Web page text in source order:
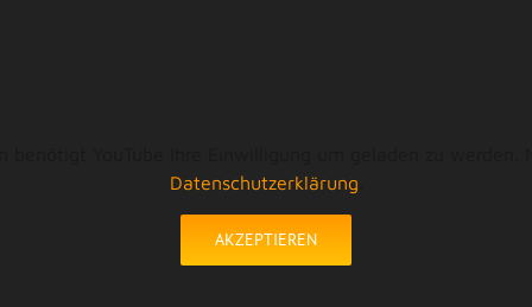
Datenschutzerklärung
AKZEPTIEREN